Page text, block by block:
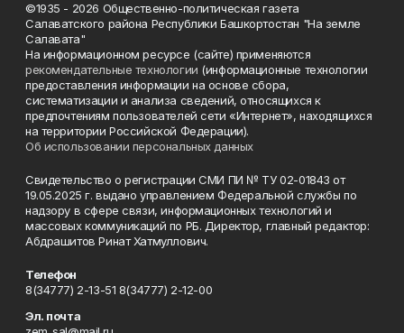
©1935 - 2026 Общественно-политическая газета
Салаватского района Республики Башкортостан "На земле
Салавата"
На информационном ресурсе (сайте) применяются
рекомендательные технологии (информационные технологии
предоставления информации на основе сбора,
систематизации и анализа сведений, относящихся к
предпочтениям пользователей сети «Интернет», находящихся
на территории Российской Федерации).
Об использовании персональных данных
Свидетельство о регистрации СМИ ПИ № ТУ 02-01843 от
19.05.2025 г. выдано управлением Федеральной службы по
надзору в сфере связи, информационных технологий и
массовых коммуникаций по РБ. Директор, главный редактор:
Абдрашитов Ринат Хатмуллович.
Телефон
8(34777) 2-13-51 8(34777) 2-12-00
Эл. почта